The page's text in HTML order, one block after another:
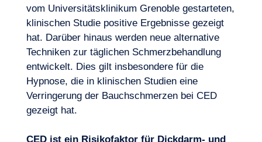
vom Universitätsklinikum Grenoble gestarteten,
klinischen Studie positive Ergebnisse gezeigt
hat. Darüber hinaus werden neue alternative
Techniken zur täglichen Schmerzbehandlung
entwickelt. Dies gilt insbesondere für die
Hypnose, die in klinischen Studien eine
Verringerung der Bauchschmerzen bei CED
gezeigt hat.
CED ist ein Risikofaktor für Dickdarm- und